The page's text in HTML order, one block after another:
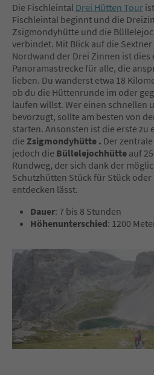
Die Fischleintal Drei Hütten Tour
Fischleintal beginnt und die
Zsigmondyhütte und die
verbindet. Mit Blick auf die
Nordwand der Drei Zinnen ist dies
Panoramastrecke für alle, die
lieben. Du wanderst etwa 18
ob du die Hüttenrunde im oder
laufen willst. Wer einen schnellen
bevorzugt, sollte am besten von
starten. Ansonsten ist die erste zu
die Zsigmondyhütte . Der
jedoch die Büllelejochhütte auf
Rundweg, der sich dank der
Schutzhütten Stück für Stück
entdecken lässt.
Dauer: 7 bis 8 Stunden
Höhenunterschied: 1200